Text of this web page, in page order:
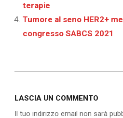
terapie
Tumore al seno HER2+
congresso SABCS 2021
11
LASCIA UN COMMENTO
Il tuo indirizzo email non sarà